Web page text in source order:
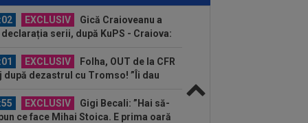
EXCLUSIV
Gică Craioveanu a
serii, după KuPS - Craiova:
EXCLUSIV
Folha, OUT de la CFR
după dezastrul cu Tromso! ”Îi dau
EXCLUSIV
Gigi Becali: ”Hai să-
ce face Mihai Stoica. E prima oară